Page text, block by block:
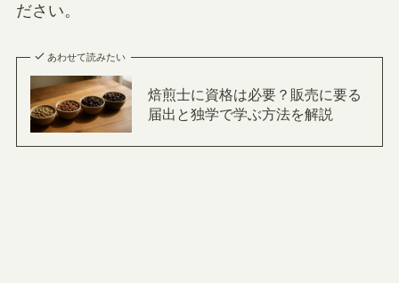
ださい。
あわせて読みたい
焙煎士に資格は必要？販売に要る
届出と独学で学ぶ方法を解説